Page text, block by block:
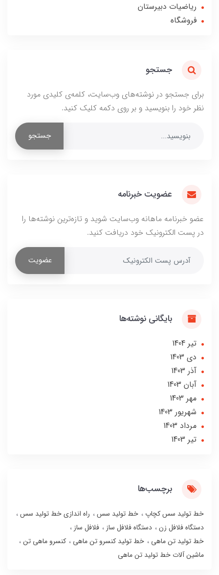
ریاضیات دبیرستان
فروشگاه
جستجو
برای جستجو در نوشته‌های وب‌سایت، کلمه‌ی کلیدی مورد
نظر خود را بنویسید و بر روی دکمه کلیک کنید.
جستجو
عضویت خبرنامه
عضو خبرنامه ماهانه وب‌سایت شوید و تازه‌ترین نوشته‌ها را
در پست الکترونیک خود دریافت کنید.
عضویت
بایگانی نوشته‌ها
تير 1404
دی 1403
آذر 1403
آبان 1403
مهر 1403
شهریور 1403
مرداد 1403
تير 1403
برچسب‌ها
خط تولید سس کچاپ خط تولید سس
راه اندازی خط تولید سس
دستگاه فلافل زن
دستگاه فلافل ساز
فلافل ساز
خط تولید تن ماهی
خط تولید کنسرو تن ماهی
کنسرو ماهی تن
ماشین آلات خط تولید تن ماهی